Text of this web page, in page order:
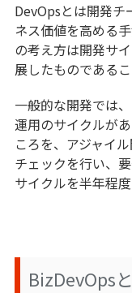
DevOpsとは開発チ
ネス価値を高める
の考え方は開発サ
展したものであるこ
一般的な開発では
運用のサイクルが
ころを、アジャイ
チェックを行い、
サイクルを半年程
BizDevOps